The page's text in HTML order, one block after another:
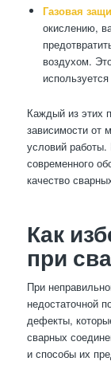
Газовая
окислению,
воздухом.
Каждый из этих
зависимости от
условий работы.
современного
качество
Как
при
При
недостаточной
дефекты,
сварных
и способы их